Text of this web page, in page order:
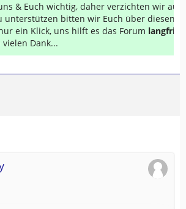
& Euch wichtig, daher verzichten wir auf
unterstützen bitten wir Euch über diesen
ein Klick, uns hilft es das Forum
Dank...